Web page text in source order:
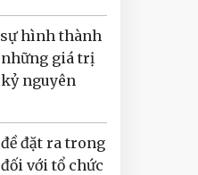
hình thành
những giá trị
nguyên
đặt ra trong
với tổ chức